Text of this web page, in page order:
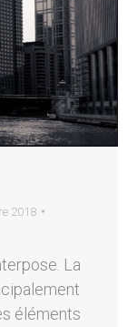
2018
La
éléments